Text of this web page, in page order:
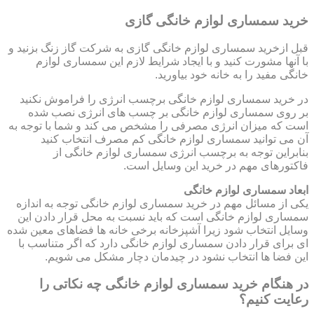
خرید سمساری لوازم خانگی گازی
قبل ازخرید سمساری لوازم خانگی گازی به شرکت گاز زنگ بزنید و
با آنها مشورت کنید و با ایجاد شرایط لازم این سمساری لوازم
خانگی مفید را به خانه خود بیاورید.
در خرید سمساری لوازم خانگی برچسب انرژی را فراموش نکنید
بر روی سمساری لوازم خانگی بر چسب های انرژی نصب شده
است که میزان انرژی مصرفی را مشخص می کند و شما با توجه به
آن می توانید سمساری لوازم خانگی کم مصرف انتخاب کنید
بنابراین توجه به برچسب انرژی سمساری لوازم خانگی از
فاکتورهای مهم در خرید این وسایل است.
ابعاد سمساری لوازم خانگی
یکی از مسائل مهم در خرید سمساری لوازم خانگی توجه به اندازه
سمساری لوازم خانگی است که باید نسبت به محل قرار دادن این
وسایل انتخاب شود زیرا آشپزخانه برخی خانه ها فضاهای معین شده
ای برای قرار دادن سمساری لوازم خانگی دارد که اگر متناسب با
این فضا ها انتخاب نشود در چیدمان دچار مشکل می شویم.
در هنگام خرید سمساری لوازم خانگی چه نکاتی را
رعایت کنیم؟